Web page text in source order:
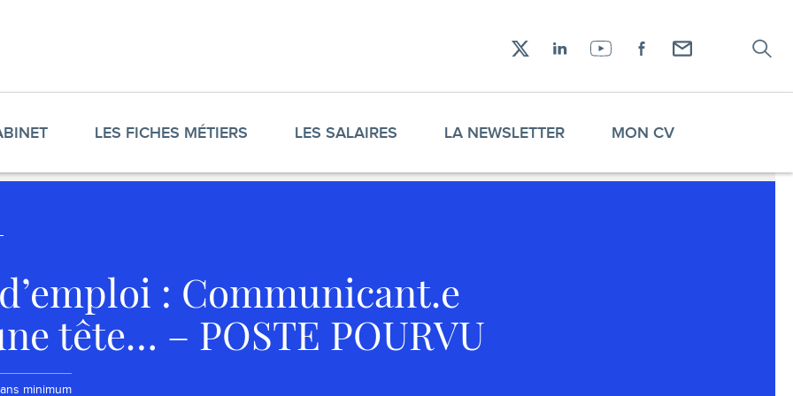
Réseaux
LES FICHES MÉTIERS LES SALAIRES LA NEWSLETTER MON CV
: Communicant.e
tête… – POSTE POURVU
: :
minimum